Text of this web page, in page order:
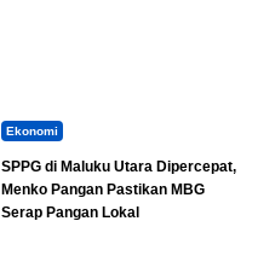
Ekonomi
SPPG di Maluku Utara Dipercepat,
Menko Pangan Pastikan MBG
Serap Pangan Lokal